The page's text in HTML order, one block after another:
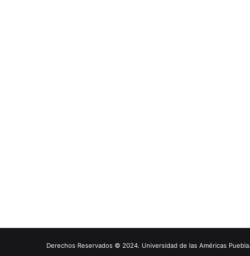
Derechos Reservados © 2024. Universidad de las Américas